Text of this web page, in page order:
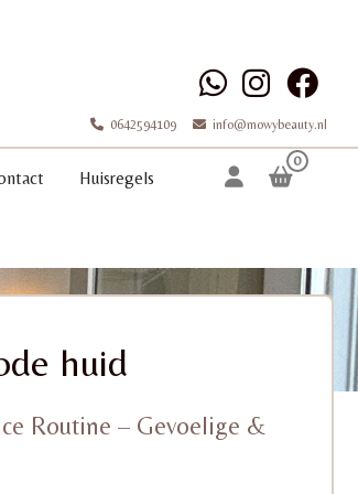
0642594109 info@mowybeauty.nl
Huisregels
0
huid
Routine – Gevoelige &